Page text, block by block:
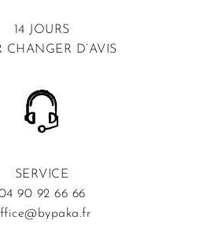
14 JOURS
CHANGER D’AVIS
SERVICE
90 92 66 66